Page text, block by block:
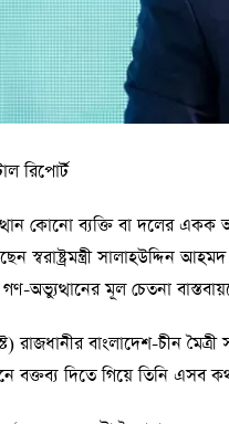
রিপোর্ট
কোনো ব্যক্তি বা দলের একক
স্বরাষ্ট্রমন্ত্রী সালাহউদ্দিন
অভ্যুত্থানের মূল চেতনা
বাংলাদেশ-চীন
বক্তব্য দিতে গিয়ে তিনি এসব